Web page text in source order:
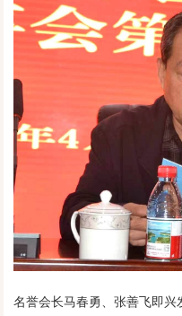
名誉会长马春勇、张善飞即